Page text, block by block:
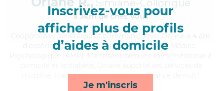
Inscrivez-vous pour
afficher plus de profils
d’aides à domicile
Je m'inscris
Simiane-Collongue
à 5km de chez Vous
, généreuse et communicative, Oriane a 4 ans
d'expérience et possède un diplôme d'Aide Médico-
mobilité, transports, rappels et surveillance de nuit*